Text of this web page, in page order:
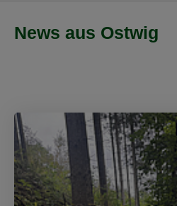
News aus Ostwig